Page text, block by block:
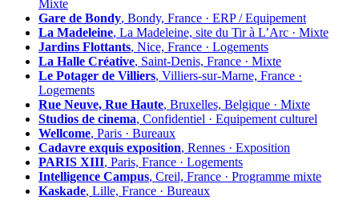
Mixte
Gare de Bondy, Bondy, France · ERP / Equipement
La Madeleine, La Madeleine, site du Tir à L’Arc · Mixte
Jardins Flottants, Nice, France · Logements
La Halle Créative, Saint-Denis, France · Mixte
Le Potager de Villiers, Villiers-sur-Marne, France ·
Logements
Rue Neuve, Rue Haute, Bruxelles, Belgique · Mixte
Studios de cinema, Confidentiel · Equipement culturel
Wellcome, Paris · Bureaux
Cadavre exquis exposition, Rennes · Exposition
PARIS XIII, Paris, France · Logements
Intelligence Campus, Creil, France · Programme mixte
Kaskade, Lille, France · Bureaux